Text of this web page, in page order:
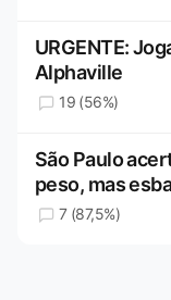
URGENTE:
Alphaville
19 (56%)
São Paulo
peso, mas
7 (87,5%)